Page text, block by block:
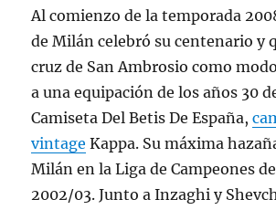
Al comienzo de la temporada
de Milán celebró su centenario y
cruz de San Ambrosio como
a una equipación de los años 30
Camiseta Del Betis De España,
vintage Kappa. Su máxima
Milán en la Liga de Campeones
2002/03. Junto a Inzaghi y